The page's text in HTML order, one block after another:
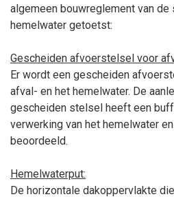
algemeen bouwreglement van de
hemelwater getoetst:
Gescheiden afvoerstelsel voor
Er wordt een gescheiden
afval- en het hemelwater. De
gescheiden stelsel heeft een
verwerking van het hemelwater
beoordeeld.
Hemelwaterput:
De horizontale dakoppervlakte